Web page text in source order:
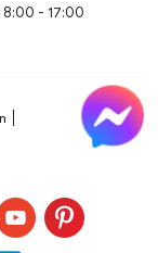
- 17:00